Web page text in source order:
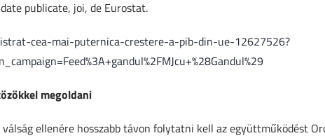
publicate, joi, de Eurostat.
cea-mai-puternica-crestere-a-pib-din-ue-12627526?
megoldani
ellenére hosszabb távon folytatni kell az együttműködést